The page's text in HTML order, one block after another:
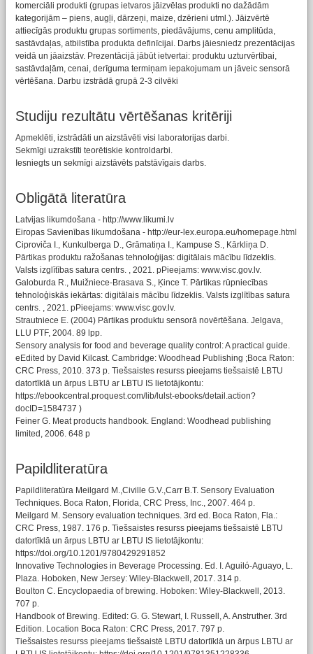
komerciāli produkti (grupas ietvaros jāizvēlas produkti no dažādām
kategorijām – piens, augļi, dārzeņi, maize, dzērieni utml.). Jāizvērtē
attiecīgās produktu grupas sortiments, piedāvājums, cenu amplitūda,
sastāvdaļas, atbilstība produkta definīcijai. Darbs jāiesniedz prezentācijas
veidā un jāaizstāv. Prezentācijā jābūt ietvertai: produktu uzturvērtībai,
sastāvdaļām, cenai, derīguma termiņam iepakojumam un jāveic sensorā
vērtēšana. Darbu izstrādā grupā 2-3 cilvēki
Studiju rezultātu vērtēšanas kritēriji
Apmeklēti, izstrādāti un aizstāvēti visi laboratorijas darbi.
Sekmīgi uzrakstīti teorētiskie kontroldarbi.
Iesniegts un sekmīgi aizstāvēts patstāvīgais darbs.
Obligātā literatūra
Latvijas likumdošana - http://www.likumi.lv
Eiropas Savienības likumdošana - http://eur-lex.europa.eu/homepage.html
Ciproviča I., Kunkulberga D., Grāmatiņa I., Kampuse S., Kārkliņa D.
Pārtikas produktu ražošanas tehnoloģijas: digitālais mācību līdzeklis.
Valsts izglītības satura centrs. , 2021. pPieejams: www.visc.gov.lv.
Galoburda R., Muižniece-Brasava S., Ķince T. Pārtikas rūpniecības
tehnoloģiskās iekārtas: digitālais mācību līdzeklis. Valsts izglītības satura
centrs. , 2021. pPieejams: www.visc.gov.lv.
Strautniece E. (2004) Pārtikas produktu sensorā novērtēšana. Jelgava,
LLU PTF, 2004. 89 lpp.
Sensory analysis for food and beverage quality control: A practical guide.
eEdited by David Kilcast. Cambridge: Woodhead Publishing ;Boca Raton:
CRC Press, 2010. 373 p. Tiešsaistes resurss pieejams tiešsaistē LBTU
datortīklā un ārpus LBTU ar LBTU IS lietotājkontu:
https://ebookcentral.proquest.com/lib/lulst-ebooks/detail.action?
docID=1584737 )
Feiner G. Meat products handbook. England: Woodhead publishing
limited, 2006. 648 p
Papildliteratūra
Papildliteratūra Meilgard M.,Civille G.V.,Carr B.T. Sensory Evaluation
Techniques. Boca Raton, Florida, CRC Press, Inc., 2007. 464 p.
Meilgard M. Sensory evaluation techniques. 3rd ed. Boca Raton, Fla.:
CRC Press, 1987. 176 p. Tiešsaistes resurss pieejams tiešsaistē LBTU
datortīklā un ārpus LBTU ar LBTU IS lietotājkontu:
https://doi.org/10.1201/9780429291852
Innovative Technologies in Beverage Processing. Ed. I. Aguiló-Aguayo, L.
Plaza. Hoboken, New Jersey: Wiley-Blackwell, 2017. 314 p.
Boulton C. Encyclopaedia of brewing. Hoboken: Wiley-Blackwell, 2013.
707 p.
Handbook of Brewing. Edited: G. G. Stewart, I. Russell, A. Anstruther. 3rd
Edition. Location Boca Raton: CRC Press, 2017. 797 p.
Tiešsaistes resurss pieejams tiešsaistē LBTU datortīklā un ārpus LBTU ar